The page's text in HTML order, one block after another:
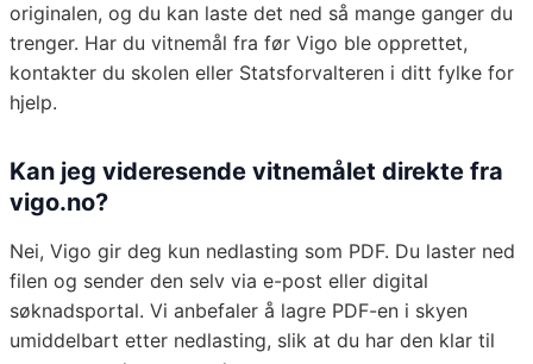
originalen, og du kan laste det ned så mange ganger du
trenger. Har du vitnemål fra før Vigo ble opprettet,
kontakter du skolen eller Statsforvalteren i ditt fylke for
hjelp.
Kan jeg videresende vitnemålet direkte fra
vigo.no?
Nei, Vigo gir deg kun nedlasting som PDF. Du laster ned
filen og sender den selv via e-post eller digital
søknadsportal. Vi anbefaler å lagre PDF-en i skyen
umiddelbart etter nedlasting, slik at du har den klar til